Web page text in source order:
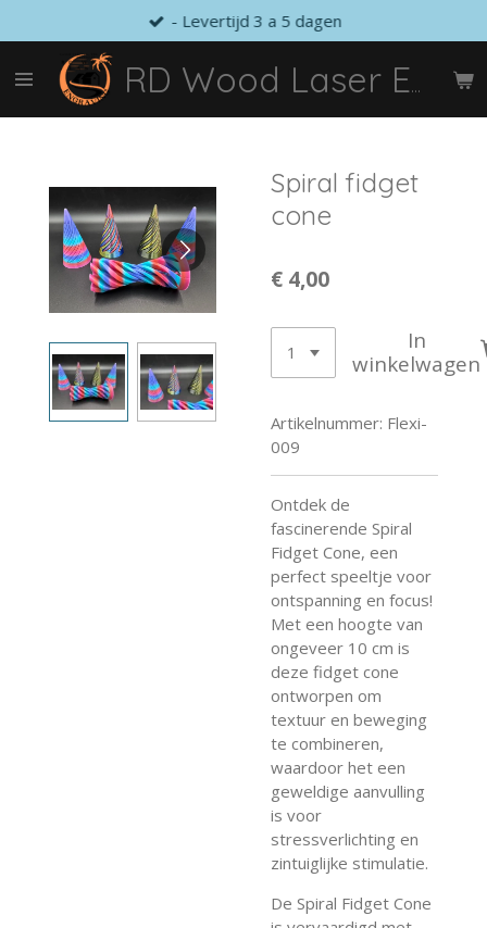
direct
naar
hoofdinhoud
RD Wood Laser Engraving
- Levertijd 3 a 5 dagen
Spiral fidget
cone
€ 4,00
In
winkelwagen
Artikelnummer: Flexi-
009
Ontdek de
fascinerende Spiral
Fidget Cone, een
perfect speeltje voor
ontspanning en focus!
Met een hoogte van
ongeveer 10 cm is
deze fidget cone
ontworpen om
textuur en beweging
te combineren,
waardoor het een
geweldige aanvulling
is voor
stressverlichting en
zintuiglijke stimulatie.
De Spiral Fidget Cone